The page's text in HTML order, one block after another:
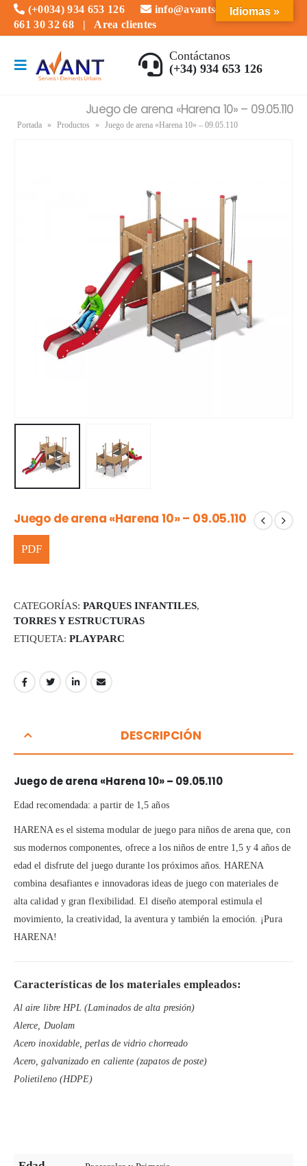
(+0034) 934 653 126
info@avantserveis.com
661 30 32 68 | Area clientes
Contáctanos
(+34) 934 653 126
Juego de arena «Harena 10» – 09.05.110
Portada » Productos » Juego de arena «Harena 10» – 09.05.110
Juego de arena «Harena 10» – 09.05.110
CATEGORÍAS: PARQUES INFANTILES,
TORRES Y ESTRUCTURAS
ETIQUETA: PLAYPARC
DESCRIPCIÓN
Juego de arena «Harena 10» – 09.05.110
Edad recomendada: a partir de 1,5 años
HARENA es el sistema modular de juego para niños de arena que, con
sus modernos componentes, ofrece a los niños de entre 1,5 y 4 años de
edad el disfrute del juego durante los próximos años. HARENA
combina desafiantes e innovadoras ideas de juego con materiales de
alta calidad y gran flexibilidad. El diseño atemporal estimula el
movimiento, la creatividad, la aventura y también la emoción. ¡Pura
HARENA!
Características de los materiales empleados:
Al aire libre HPL (Laminados de alta presión)
Alerce, Duolam
Acero inoxidable, perlas de vidrio chorreado
Acero, galvanizado en caliente (zapatos de poste)
Polietileno (HDPE)
Idiomas »